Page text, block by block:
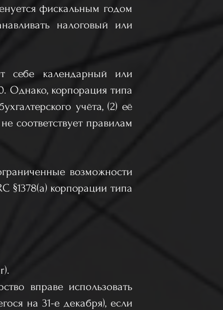
фискальным годом
налоговый или
себе календарный или
Однако, корпорация типа
учёта, (2) её
соответствует правилам
возможности
§1378(a) корпорации типа
вправе использовать
на 31-е декабря), если